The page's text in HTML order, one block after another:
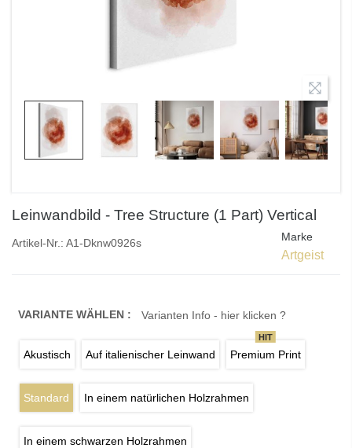
Leinwandbild - Tree Structure (1 Part) Vertical
Artikel-Nr.: A1-Dknw0926s Marke
Artgeist
VARIANTE WÄHLEN : Varianten Info - hier klicken ?
Akustisch Auf italienischer Leinwand Premium Print
HIT
Standard In einem natürlichen Holzrahmen
In einem schwarzen Holzrahmen